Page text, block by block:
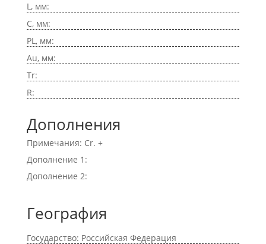
L, мм:
C, мм:
PL, мм:
Au, мм:
Tr:
R:
Дополнения
Примечания: Cr. +
Дополнение 1:
Дополнение 2:
География
Государство: Российская Федерация